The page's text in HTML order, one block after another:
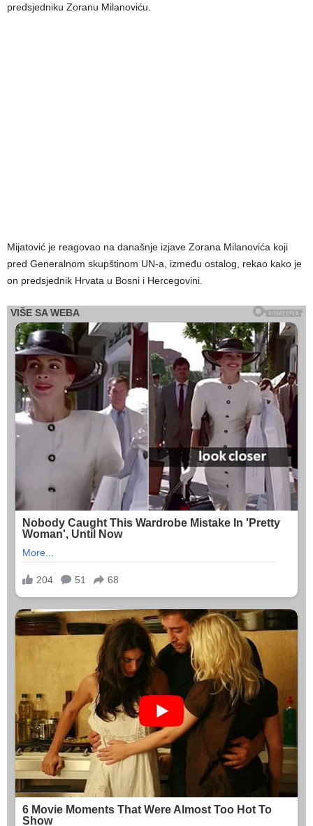
predsjedniku Zoranu Milanoviću.
Mijatović je reagovao na današnje izjave Zorana Milanovića koji
pred Generalnom skupštinom UN-a, između ostalog, rekao kako je
on predsjednik Hrvata u Bosni i Hercegovini.